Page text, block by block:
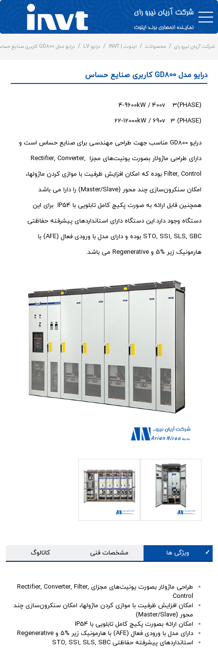
شرکت آریان نیرو رای / محصولات / اینوت | INVT / درایو LV / درایو مدل GD800 کاربری صنایع حساس
درایو مدل GD800 کاربری صنایع حساس
4-9600kW / 400v 3(PHASE)
22-12000kW / 690v 3 (PHASE)
درایو GD800 مناسب جهت طراحی مهندسی برای صنایع حساس است و
دارای طراحی ماژولار بصورت یونیت‌های مجزا Rectifier, Converter,
Filter, Control بوده که امکان افزایش ظرفیت با موازی کردن ماژولها،
امکان سنکرون‌سازی چند محور (Master/Slave) را دارا می باشد
همچنین قابل ارائه به صورت پکیج کامل تابلویی با IP54 برای این
دستگاه وجود دارد.این دستگاه دارای استانداردهای پیشرفته حفاظتی
STO, SS1, SLS, SBC بوده و دارای مدل با ورودی فعال (AFE) با
هارمونیک زیر %5 و Regenerative می باشد.
ویژگی ها مشخصات فنی کاتالوگ
طراحی ماژولار بصورت یونیت‌های مجزای Rectifier, Converter, Filter,
Control
امکان افزایش ظرفیت با موازی کردن ماژولها، امکان سنکرون‌سازی چند
محور (Master/Slave)
امکان ارائه بصورت پکیج کامل تابلویی با IP54
دارای مدل با ورودی فعال (AFE) با هارمونیک زیر %5 و Regenerative
استانداردهای پیشرفته حفاظتی STO, SS1, SLS, SBC